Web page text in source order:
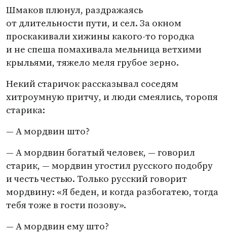
Шмаков плюнул, раздражаясь
от длительности пути, и сел. За окном
проскакивали хижины какого-то городка
и не спеша помахивала мельница ветхими
крыльями, тяжело меля грубое зерно.
Некий старичок рассказывал соседям
хитроумную притчу, и люди смеялись, торопя
старика:
— А мордвин што?
— А мордвин богатый человек, — говорил
старик, — мордвин угостил русского подобру
и честь честью. Только русский говорит
мордвину: «Я беден, и когда разбогатею, тогда
тебя тоже в гости позову».
— А мордвин ему што?